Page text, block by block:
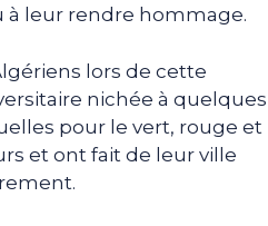
à leur rendre hommage.
lors de cette
nichée à quelques
pour le vert, rouge et
et ont fait de leur ville